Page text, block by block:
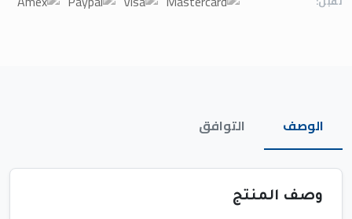
الوصف التوافق
وصف المنتج